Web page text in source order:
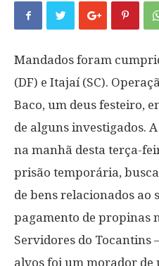
Mandados foram
(DF) e Itajaí (SC).
Baco, um deus festeiro,
de alguns investigados.
na manhã desta terça-
prisão temporária,
de bens relacionados ao
pagamento de propinas
Servidores do Tocantins
alvos foi um morador de